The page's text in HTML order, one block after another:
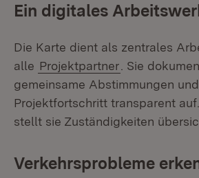
Ein digitales
Die Karte dient als zentrales
alle Projektpartner . Sie
gemeinsame Abstimmungen
Projektfortschritt transparent
stellt sie Zuständigkeiten
Verkehrsprobleme